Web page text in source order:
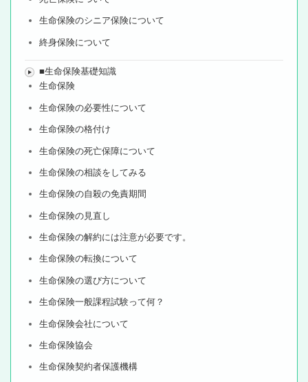
生命保険のシニア保険について
終身保険について
■生命保険基礎知識
生命保険
生命保険の必要性について
生命保険の格付け
生命保険の死亡保障について
生命保険の相談をしてみる
生命保険の自殺の免責期間
生命保険の見直し
生命保険の解約には注意が必要です。
生命保険の転換について
生命保険の選び方について
生命保険一般課程試験って何？
生命保険会社について
生命保険協会
生命保険契約者保護機構